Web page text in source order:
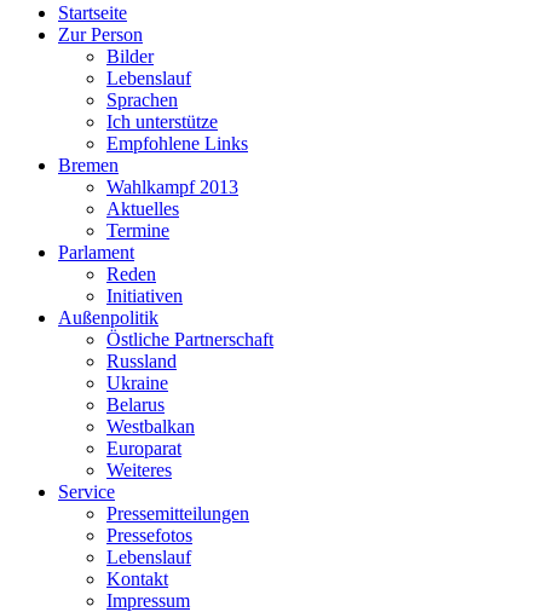
Startseite
Zur Person
Bilder
Lebenslauf
Sprachen
Ich unterstütze
Empfohlene Links
Bremen
Wahlkampf 2013
Aktuelles
Termine
Parlament
Reden
Initiativen
Außenpolitik
Östliche Partnerschaft
Russland
Ukraine
Belarus
Westbalkan
Europarat
Weiteres
Service
Pressemitteilungen
Pressefotos
Lebenslauf
Kontakt
Impressum